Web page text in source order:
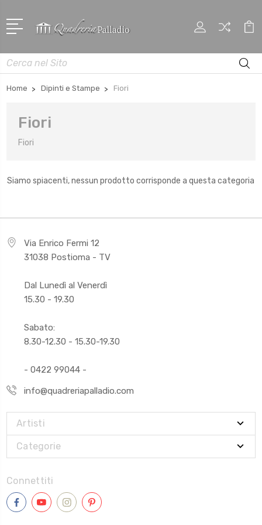
Cerca
Home Dipinti e Stampe Fiori
Fiori
Fiori
Siamo spiacenti, nessun prodotto corrisponde a questa categoria
Via Enrico Fermi 12
31038 Postioma - TV
Dal Lunedì al Venerdì
15.30 - 19.30
Sabato:
8.30-12.30 - 15.30-19.30
- 0422 99044 -
info@quadreriapalladio.com
Artisti
Categorie
Connettiti